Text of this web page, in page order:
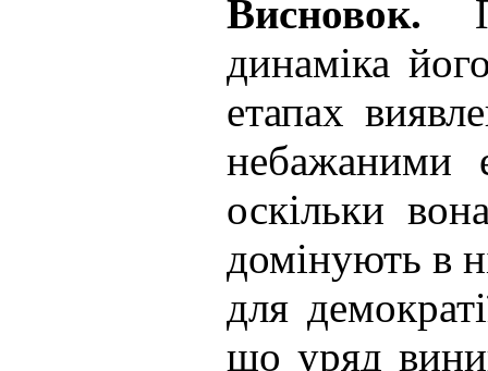
Висновок.
динаміка
етапах
небажаними
оскільки
домінують в
для
що уряд